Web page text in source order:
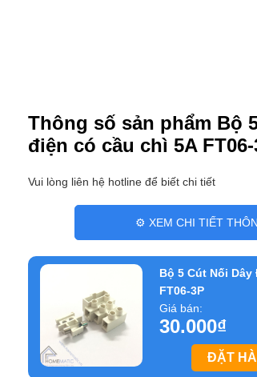
Thông số sản phẩm Bộ
điện có cầu chì 5A FT06-
Vui lòng liên hệ hotline để biết chi tiết
⚙️ XEM CHI TIẾT
Bộ 5 Cút Nối Dây
FT06-3P
Giá bán:
30.000₫
ĐẶT